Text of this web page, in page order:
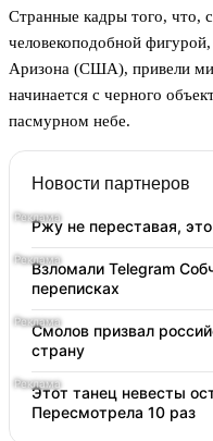
Странные кадры того, что,
человекоподобной
Аризона (США), привели
начинается с черного
пасмурном небе.
Новости партнеров
Ржу не переставая,
Взломали Telegram
переписках
Смолов призвал
страну
Этот танец невесты
Пересмотрела 10 раз